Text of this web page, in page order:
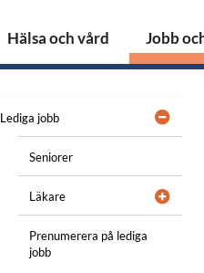
Hälsa och vård Jobb
Lediga jobb
Seniorer
Läkare
Prenumerera på lediga
jobb